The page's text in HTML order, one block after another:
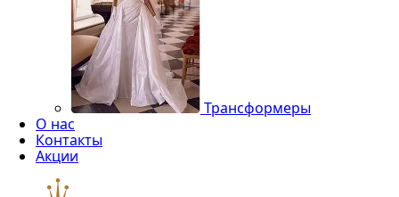
Трансформеры
О нас
Контакты
Акции